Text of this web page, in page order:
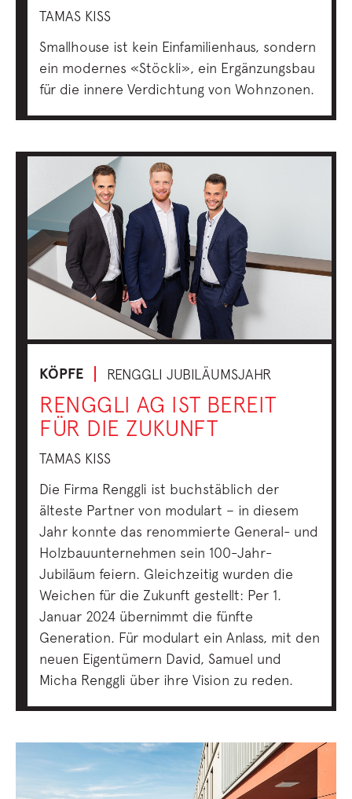
TAMAS KISS
Smallhouse ist kein Einfamilienhaus, sondern
ein modernes «Stöckli», ein Ergänzungsbau
für die innere Verdichtung von Wohnzonen.
KÖPFE RENGGLI JUBILÄUMSJAHR
RENGGLI AG IST BEREIT
FÜR DIE ZUKUNFT
TAMAS KISS
Die Firma Renggli ist buchstäblich der
älteste Partner von modulart – in diesem
Jahr konnte das renommierte General- und
Holzbauunternehmen sein 100-Jahr-
Jubiläum feiern. Gleichzeitig wurden die
Weichen für die Zukunft gestellt: Per 1.
Januar 2024 übernimmt die fünfte
Generation. Für modulart ein Anlass, mit den
neuen Eigentümern David, Samuel und
Micha Renggli über ihre Vision zu reden.